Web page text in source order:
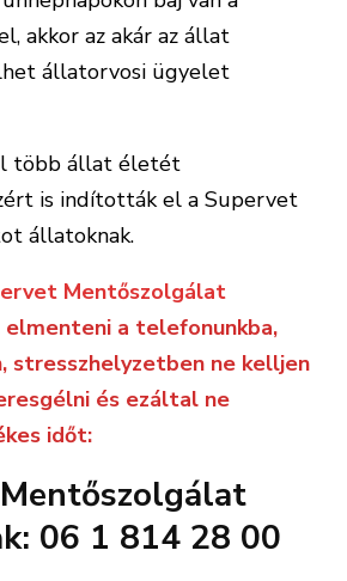
akkor az akár az állat
állatorvosi ügyelet
több állat életét
is indították el a Supervet
állatoknak.
Mentőszolgálat
a telefonunkba,
stresszhelyzetben ne kelljen
és ezáltal ne
időt:
06 1 814 28 00